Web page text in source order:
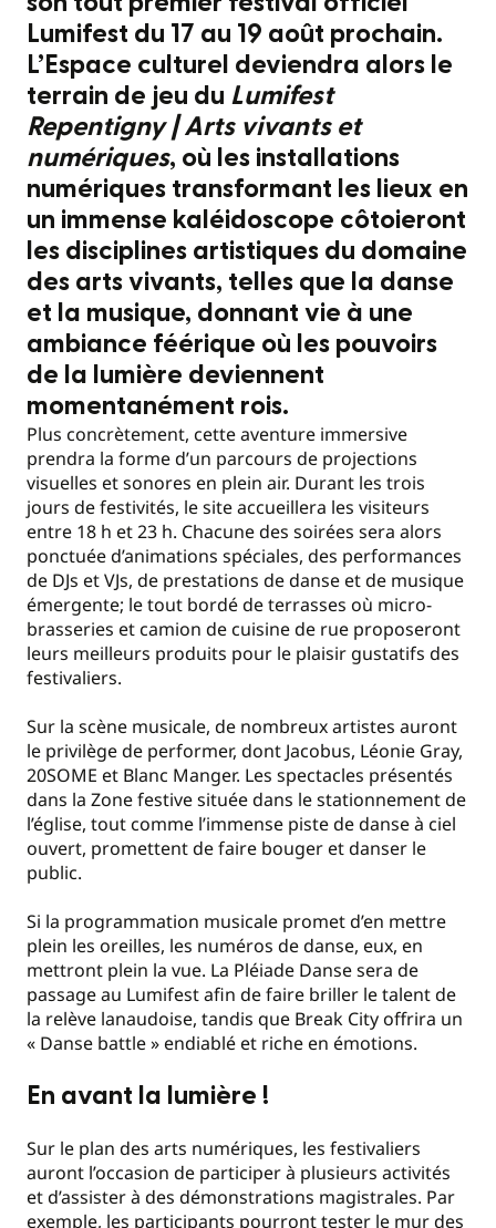
Lumifest du 17 au 19 août prochain.
L’Espace culturel deviendra alors le
terrain de jeu du Lumifest
Repentigny | Arts vivants et
numériques, où les installations
numériques transformant les lieux en
un immense kaléidoscope côtoieront
les disciplines artistiques du domaine
des arts vivants, telles que la danse
et la musique, donnant vie à une
ambiance féérique où les pouvoirs
de la lumière deviennent
momentanément rois.
Plus concrètement, cette aventure immersive
prendra la forme d’un parcours de projections
visuelles et sonores en plein air. Durant les trois
jours de festivités, le site accueillera les visiteurs
entre 18 h et 23 h. Chacune des soirées sera alors
ponctuée d’animations spéciales, des performances
de DJs et VJs, de prestations de danse et de musique
émergente; le tout bordé de terrasses où micro-
brasseries et camion de cuisine de rue proposeront
leurs meilleurs produits pour le plaisir gustatifs des
festivaliers.
Sur la scène musicale, de nombreux artistes auront
le privilège de performer, dont Jacobus, Léonie Gray,
20SOME et Blanc Manger. Les spectacles présentés
dans la Zone festive située dans le stationnement de
l’église, tout comme l’immense piste de danse à ciel
ouvert, promettent de faire bouger et danser le
public.
Si la programmation musicale promet d’en mettre
plein les oreilles, les numéros de danse, eux, en
mettront plein la vue. La Pléiade Danse sera de
passage au Lumifest afin de faire briller le talent de
la relève lanaudoise, tandis que Break City offrira un
« Danse battle » endiablé et riche en émotions.
En avant la lumière !
Sur le plan des arts numériques, les festivaliers
auront l’occasion de participer à plusieurs activités
et d’assister à des démonstrations magistrales. Par
exemple, les participants pourront tester le mur des